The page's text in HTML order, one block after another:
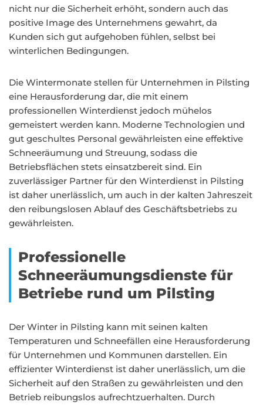
nicht nur die Sicherheit erhöht, sondern auch das
positive Image des Unternehmens gewahrt, da
Kunden sich gut aufgehoben fühlen, selbst bei
winterlichen Bedingungen.
Die Wintermonate stellen für Unternehmen in Pilsting
eine Herausforderung dar, die mit einem
professionellen Winterdienst jedoch mühelos
gemeistert werden kann. Moderne Technologien und
gut geschultes Personal gewährleisten eine effektive
Schneeräumung und Streuung, sodass die
Betriebsflächen stets einsatzbereit sind. Ein
zuverlässiger Partner für den Winterdienst in Pilsting
ist daher unerlässlich, um auch in der kalten Jahreszeit
den reibungslosen Ablauf des Geschäftsbetriebs zu
gewährleisten.
Professionelle
Schneeräumungsdienste für
Betriebe rund um Pilsting
Der Winter in Pilsting kann mit seinen kalten
Temperaturen und Schneefällen eine Herausforderung
für Unternehmen und Kommunen darstellen. Ein
effizienter Winterdienst ist daher unerlässlich, um die
Sicherheit auf den Straßen zu gewährleisten und den
Betrieb reibungslos aufrechtzuerhalten. Durch